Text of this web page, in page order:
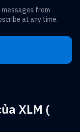
from
at any time.
XLM (